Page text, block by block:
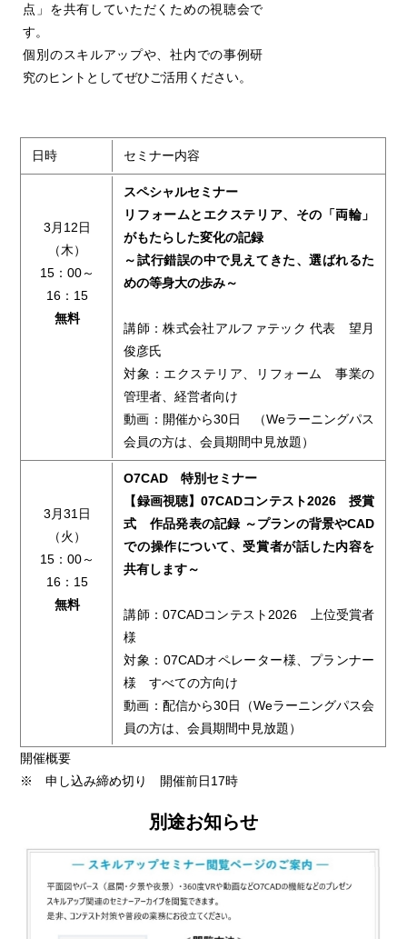
点」を共有していただくための視聴会で
す。
個別のスキルアップや、社内での事例研
究のヒントとしてぜひご活用ください。
日時 セミナー内容
3月12日
（木）
15：00～
16：15
無料
スペシャルセミナー
リフォームとエクステリア、その「両輪」
がもたらした変化の記録
～試行錯誤の中で見えてきた、選ばれるた
めの等身大の歩み～
講師：株式会社アルファテック 代表 望月
俊彦氏
対象：エクステリア、リフォーム 事業の
管理者、経営者向け
動画：開催から30日 （Weラーニングパス
会員の方は、会員期間中見放題）
3月31日
（火）
15：00～
16：15
無料
O7CAD 特別セミナー
【録画視聴】07CADコンテスト2026 授賞
式 作品発表の記録 ～プランの背景やCAD
での操作について、受賞者が話した内容を
共有します～
講師：07CADコンテスト2026 上位受賞者
様
対象：07CADオペレーター様、プランナー
様 すべての方向け
動画：配信から30日（Weラーニングパス会
員の方は、会員期間中見放題）
開催概要
※ 申し込み締め切り 開催前日17時
別途お知らせ